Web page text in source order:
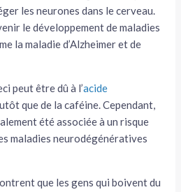
les neurones dans le cerveau.
le développement de maladies
la maladie d’Alzheimer et de
peut être dû à l’acide
que de la caféine. Cependant,
été associée à un risque
maladies neurodégénératives
que les gens qui boivent du